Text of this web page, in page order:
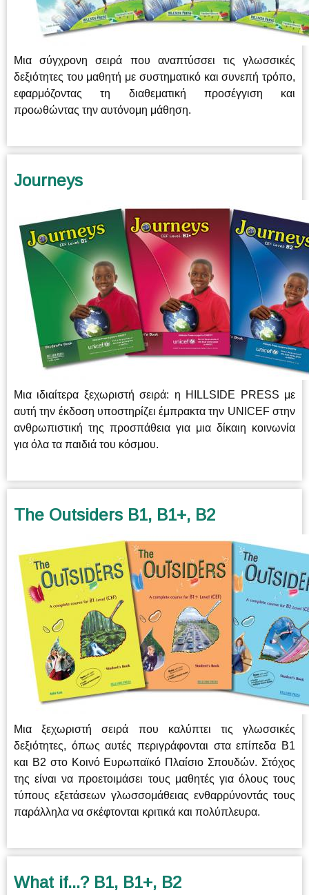
Μια σύγχρονη σειρά που αναπτύσσει τις γλωσσικές
δεξιότητες του μαθητή με συστηματικό και συνεπή τρόπο,
εφαρμόζοντας τη διαθεματική προσέγγιση και
προωθώντας την αυτόνομη μάθηση.
Journeys
Μια ιδιαίτερα ξεχωριστή σειρά: η HILLSIDE PRESS με
αυτή την έκδοση υποστηρίζει έμπρακτα την UNICEF στην
ανθρωπιστική της προσπάθεια για μια δίκαιη κοινωνία
για όλα τα παιδιά του κόσμου.
The Outsiders B1, B1+, B2
Μια ξεχωριστή σειρά που καλύπτει τις γλωσσικές
δεξιότητες, όπως αυτές περιγράφονται στα επίπεδα Β1
και Β2 στο Κοινό Ευρωπαϊκό Πλαίσιο Σπουδών. Στόχος
της είναι να προετοιμάσει τους μαθητές για όλους τους
τύπους εξετάσεων γλωσσομάθειας ενθαρρύνοντάς τους
παράλληλα να σκέφτονται κριτικά και πολύπλευρα.
What if...? B1, B1+, B2